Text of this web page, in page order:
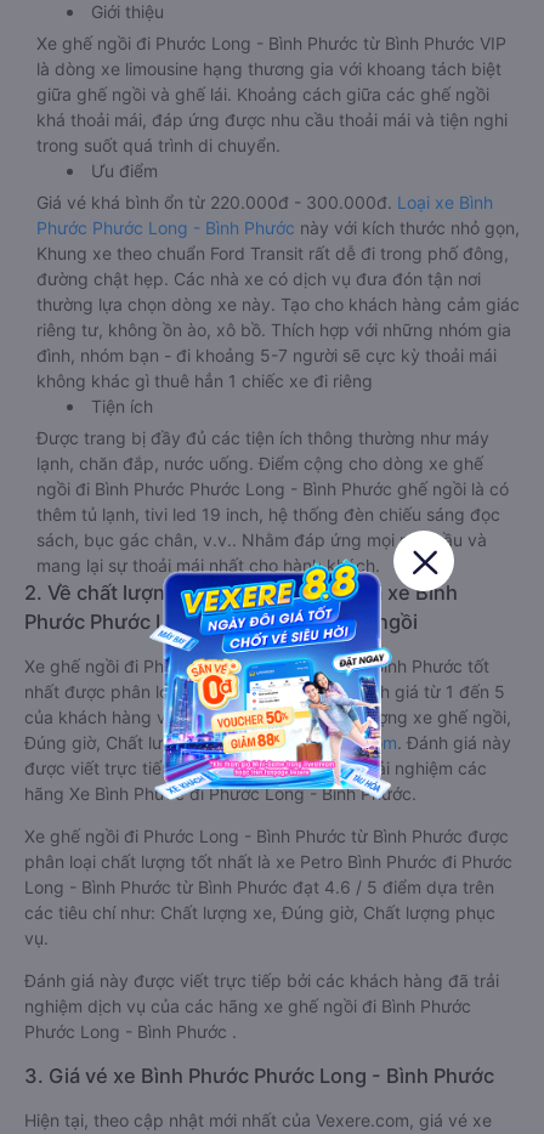
Giới thiệu
Xe ghế ngồi đi Phước Long - Bình Phước từ Bình Phước VIP
là dòng xe limousine hạng thương gia với khoang tách biệt
giữa ghế ngồi và ghế lái. Khoảng cách giữa các ghế ngồi
khá thoải mái, đáp ứng được nhu cầu thoải mái và tiện nghi
trong suốt quá trình di chuyển.
Ưu điểm
Giá vé khá bình ổn từ 220.000đ - 300.000đ. Loại xe Bình
Phước Phước Long - Bình Phước này với kích thước nhỏ gọn,
Khung xe theo chuẩn Ford Transit rất dễ đi trong phố đông,
đường chật hẹp. Các nhà xe có dịch vụ đưa đón tận nơi
thường lựa chọn dòng xe này. Tạo cho khách hàng cảm giác
riêng tư, không ồn ào, xô bồ. Thích hợp với những nhóm gia
đình, nhóm bạn - đi khoảng 5-7 người sẽ cực kỳ thoải mái
không khác gì thuê hẳn 1 chiếc xe đi riêng
Tiện ích
Được trang bị đầy đủ các tiện ích thông thường như máy
lạnh, chăn đắp, nước uống. Điểm cộng cho dòng xe ghế
ngồi đi Bình Phước Phước Long - Bình Phước ghế ngồi là có
thêm tủ lạnh, tivi led 19 inch, hệ thống đèn chiếu sáng đọc
sách, bục gác chân, v.v.. Nhằm đáp ứng mọi nhu cầu và
mang lại sự thoải mái nhất cho hành khách.
2. Về chất lượng, review, đánh giá nhà xe Bình
Phước Phước Long - Bình Phước ghế ngồi
Xe ghế ngồi đi Phước Long - Bình Phước từ Bình Phước tốt
nhất được phân loại chất lượng dựa trên đánh giá từ 1 đến 5
của khách hàng với các tiêu chí như: Chất lượng xe ghế ngồi,
Đúng giờ, Chất lượng phục vụ trênVexere.com. Đánh giá này
được viết trực tiếp bởi các khách hàng đã trải nghiệm các
hãng Xe Bình Phước đi Phước Long - Bình Phước.
Xe ghế ngồi đi Phước Long - Bình Phước từ Bình Phước được
phân loại chất lượng tốt nhất là xe Petro Bình Phước đi Phước
Long - Bình Phước từ Bình Phước đạt 4.6 / 5 điểm dựa trên
các tiêu chí như: Chất lượng xe, Đúng giờ, Chất lượng phục
vụ.
Đánh giá này được viết trực tiếp bởi các khách hàng đã trải
nghiệm dịch vụ của các hãng xe ghế ngồi đi Bình Phước
Phước Long - Bình Phước .
3. Giá vé xe Bình Phước Phước Long - Bình Phước
Hiện tại, theo cập nhật mới nhất của Vexere.com, giá vé xe